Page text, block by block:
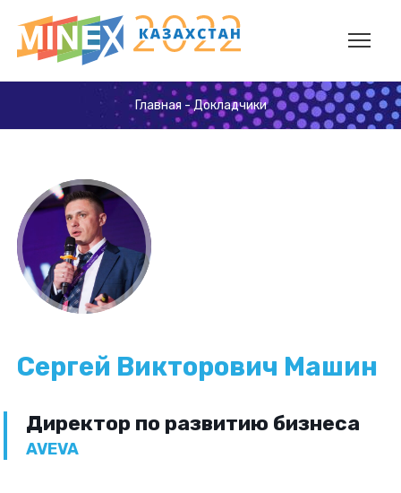
Главная-Докладчики
Сергей Викторович Машин
Директор по развитию бизнеса
AVEVA